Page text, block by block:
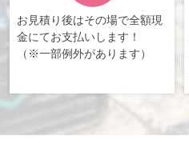
お見積り後はその場で全額現
金にてお支払いします！
（※一部例外があります）